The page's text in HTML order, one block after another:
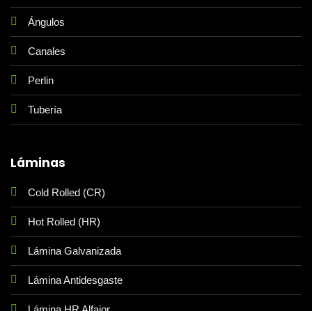
Ángulos
Canales
Perlin
Tubería
Láminas
Cold Rolled (CR)
Hot Rolled (HR)
Lámina Galvanizada
Lámina Antidesgaste